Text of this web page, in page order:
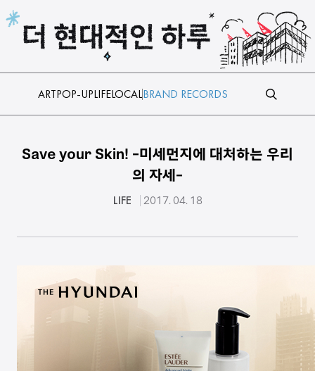
본문 바로가기
ARTPOP-UPLIFELOCALBRAND RECORDS
Save your Skin! -미세먼지에 대처하는 우리
의 자세-
LIFE 2017. 04. 18